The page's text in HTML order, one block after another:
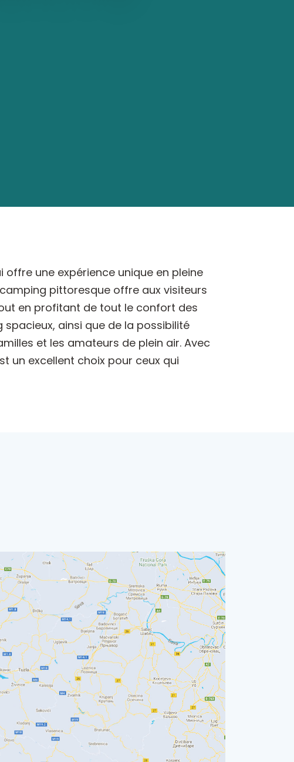
une expérience unique en pleine
pittoresque offre aux visiteurs
en profitant de tout le confort des
ainsi que de la possibilité
et les amateurs de plein air. Avec
un excellent choix pour ceux qui